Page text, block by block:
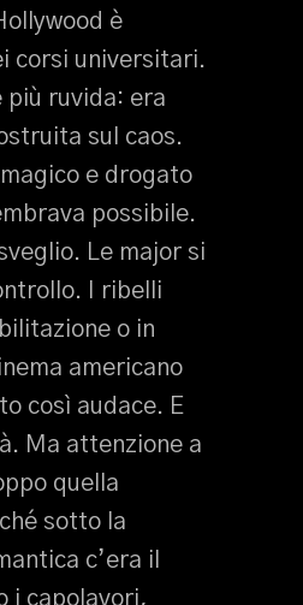
è
corsi universitari.
più ruvida: era
sul caos.
e drogato
possibile.
Le major si
I ribelli
o in
americano
così audace. E
Ma attenzione a
quella
sotto la
c’era il
i capolavori,